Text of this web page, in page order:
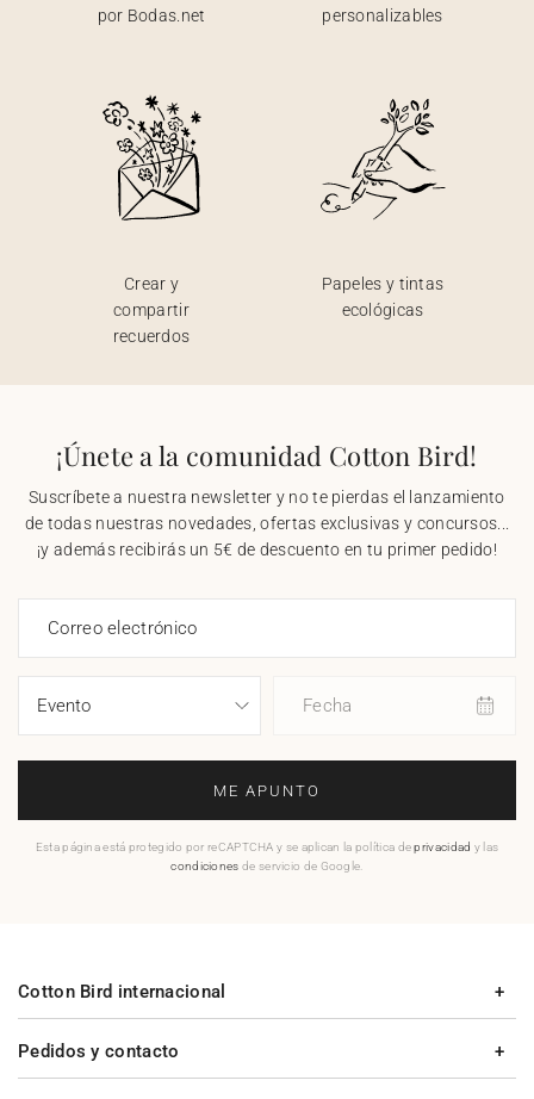
por Bodas.net
personalizables
Crear y
compartir
recuerdos
Papeles y tintas
ecológicas
¡Únete a la comunidad Cotton Bird!
Suscríbete a nuestra newsletter y no te pierdas el lanzamiento
de todas nuestras novedades, ofertas exclusivas y concursos...
¡y además recibirás un 5€ de descuento en tu primer pedido!
Correo electrónico
Fecha
ME APUNTO
Esta página está protegido por reCAPTCHA y se aplican la política deprivacidad y las
condiciones de servicio de Google.
Pedidos y contacto
Cotton Bird internacional